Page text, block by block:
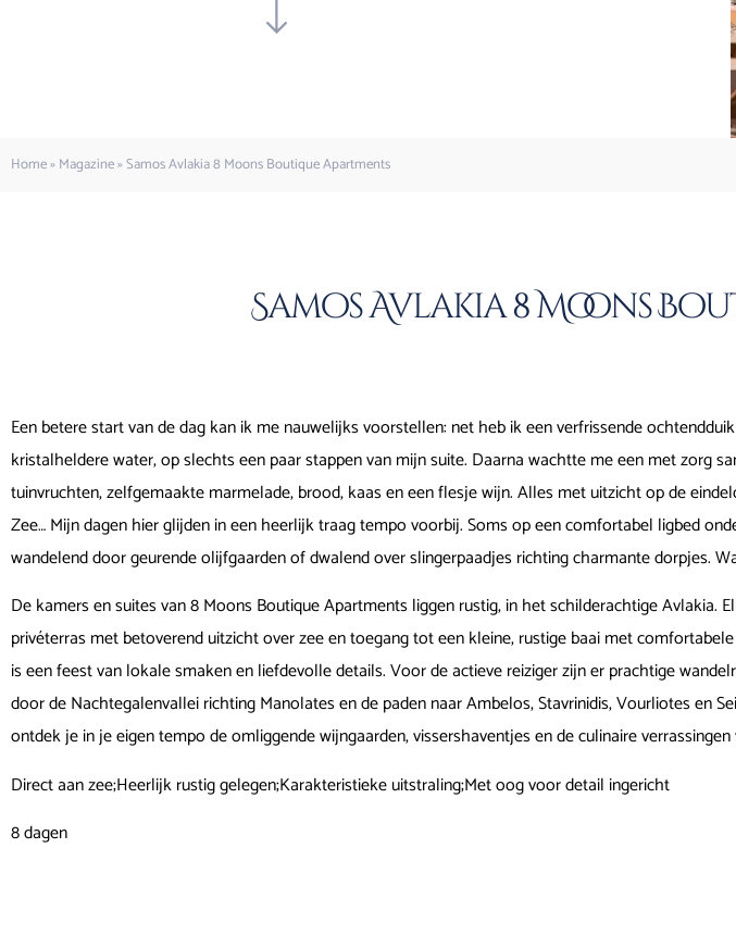
Home»Magazine»Samos Avlakia 8 Moons Boutique Apartments
Samos Avlakia 8 Moons
Een betere start van de dag kan ik me nauwelijks voorstellen: net heb ik een verfrissende
kristalheldere water, op slechts een paar stappen van mijn suite. Daarna wachtte me een met zorg
tuinvruchten, zelfgemaakte marmelade, brood, kaas en een flesje wijn. Alles met uitzicht op de
Zee… Mijn dagen hier glijden in een heerlijk traag tempo voorbij. Soms op een comfortabel ligbed
wandelend door geurende olijfgaarden of dwalend over slingerpaadjes richting charmante dorpjes.
De kamers en suites van 8 Moons Boutique Apartments liggen rustig, in het schilderachtige Avlakia.
privéterras met betoverend uitzicht over zee en toegang tot een kleine, rustige baai met
is een feest van lokale smaken en liefdevolle details. Voor de actieve reiziger zijn er prachtige
door de Nachtegalenvallei richting Manolates en de paden naar Ambelos, Stavrinidis, Vourliotes en
ontdek je in je eigen tempo de omliggende wijngaarden, vissershaventjes en de culinaire
Direct aan zee;Heerlijk rustig gelegen;Karakteristieke uitstraling;Met oog voor detail ingericht
8 dagen